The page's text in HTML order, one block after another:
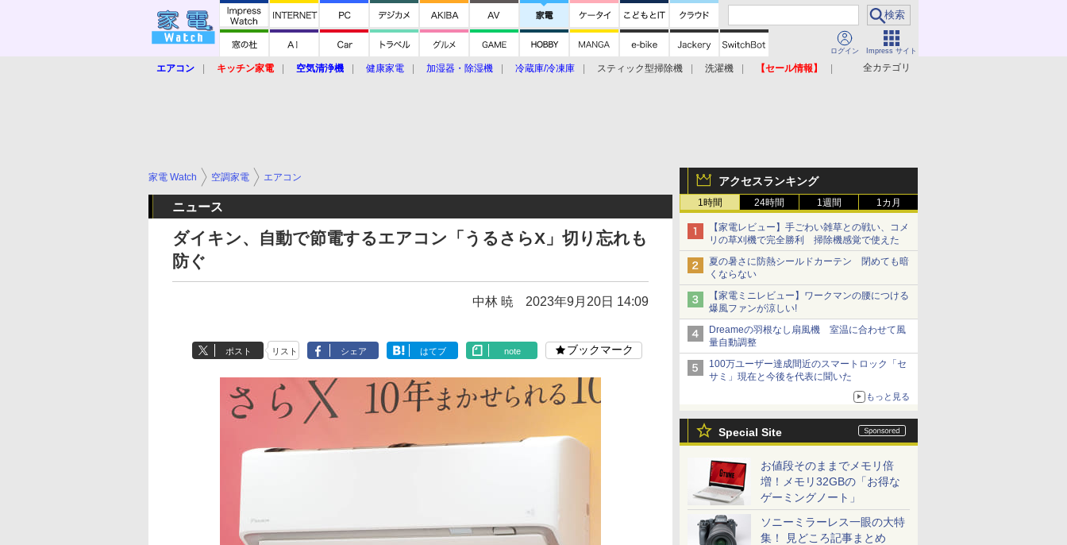
ログイン Impress サイト
全カテゴリ
エアコン キッチン家電 空気清浄機 健康家電 加湿器・除湿機 冷蔵庫/冷凍庫 スティック型掃除機 洗濯機
【セール情報】
アクセスランキング
1時間 24時間 1週間 1カ月
【家電レビュー】手ごわい雑草との戦い、コメ
リの草刈機で完全勝利 掃除機感覚で使えた
夏の暑さに防熱シールドカーテン 閉めても暗
くならない
【家電ミニレビュー】ワークマンの腰につける
爆風ファンが涼しい!
Dreameの羽根なし扇風機 室温に合わせて風
量自動調整
100万ユーザー達成間近のスマートロック「セ
サミ」現在と今後を代表に聞いた
もっと見る
Special Site
お値段そのままでメモリ倍
増！メモリ32GBの「お得な
ゲーミングノート」
ソニーミラーレス一眼の大特
集！ 見どころ記事まとめ
家電 Watch 空調家電 エアコン
ニュース
ダイキン、自動で節電するエアコン「うるさらX」切り忘れも
防ぐ
中林 暁 2023年9月20日 14:09
ポスト リスト シェア はてブ note ブックマーク